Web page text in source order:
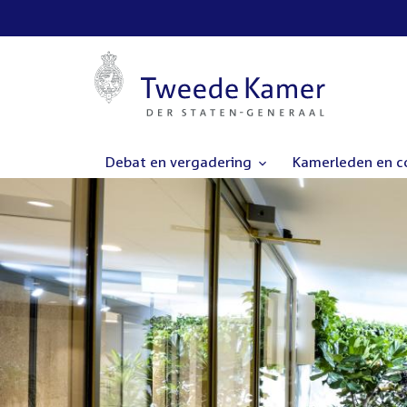
Debat en vergadering Kamerleden en